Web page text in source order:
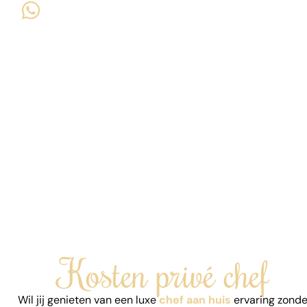
Kosten privé chef
Wil jij genieten van een luxechef aan huis ervaring